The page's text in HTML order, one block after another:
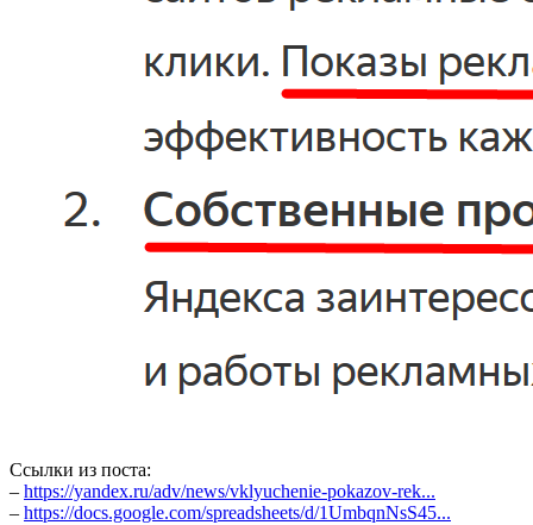
Ссылки из поста:
– https://yandex.ru/adv/news/vklyuchenie-pokazov-rek...
– https://docs.google.com/spreadsheets/d/1UmbqnNsS45...